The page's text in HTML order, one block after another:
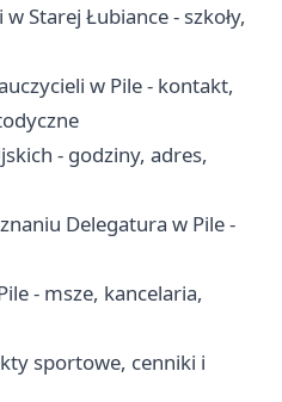
Starej Łubiance - szkoły,
w Pile - kontakt,
- godziny, adres,
Delegatura w Pile -
- msze, kancelaria,
sportowe, cenniki i